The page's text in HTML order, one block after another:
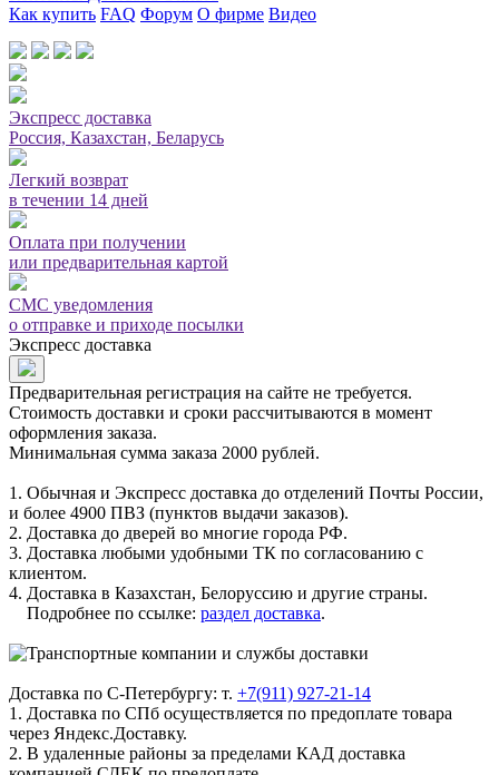
Как купить FAQ Форум О фирме Видео
Экспресс доставка
Россия, Казахстан, Беларусь
Легкий возврат
в течении 14 дней
Оплата при получении
или предварительная картой
СМС уведомления
о отправке и приходе посылки
Экспресс доставка
Предварительная регистрация на сайте не требуется.
Стоимость доставки и сроки рассчитываются в момент
оформления заказа.
Минимальная сумма заказа 2000 рублей.
1. Обычная и Экспресс доставка до отделений Почты России,
и более 4900 ПВЗ (пунктов выдачи заказов).
2. Доставка до дверей во многие города РФ.
3. Доставка любыми удобными ТК по согласованию с
клиентом.
4. Доставка в Казахстан, Белоруссию и другие страны.
Подробнее по ссылке: раздел доставка.
Доставка по С-Петербургу: т. +7(911) 927-21-14
1. Доставка по СПб осуществляется по предоплате товара
через Яндекс.Доставку.
2. В удаленные районы за пределами КАД доставка